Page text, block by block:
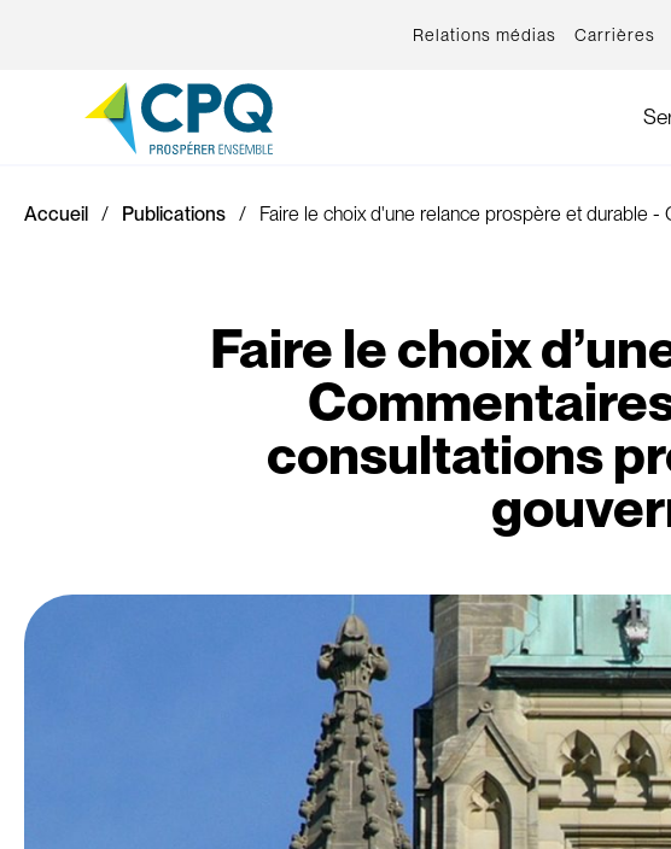
Relations médias Carrières
Accueil Publications Faire le choix d'une relance prospère et durable
Faire le choix
consultations